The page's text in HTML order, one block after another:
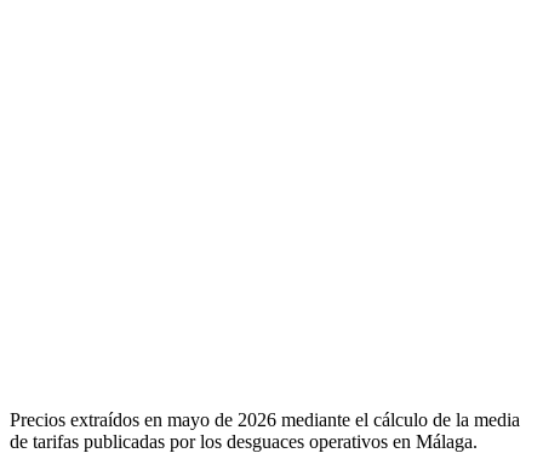
Precios extraídos en mayo de 2026 mediante el cálculo de la media
de tarifas publicadas por los desguaces operativos en Málaga.